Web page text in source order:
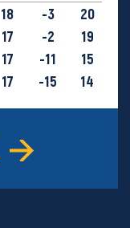
18 -3
20
17 -2
19
17 -11
15
17 -15
14